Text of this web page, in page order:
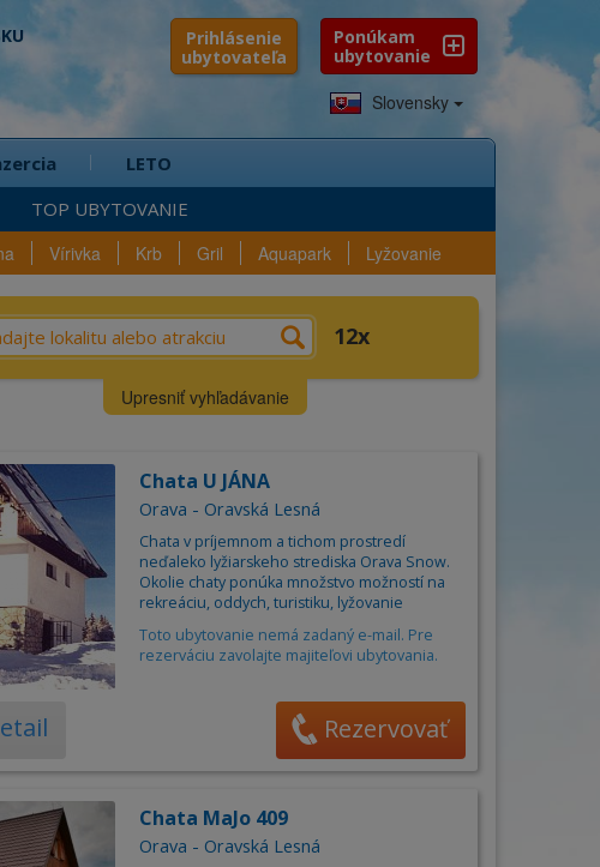
Ponúkam
ubytovanie
Prihlásenie
ubytovateľa
Slovensky
TOP UBYTOVANIE
LETO
Vírivka Krb Gril Aquapark Lyžovanie
/ Kde? Výber Vybavenosť
12
Chata
Drevenica
Apartmán
Ubytovňa
Hotel
Kemp
Lokalita
Okres
Obec
Cena za osobu/noc od6do85€
Počet osôb – +
našlo sa12ubytovaní
Upresniť vyhľadávanie
Chata U JÁNA
Orava - Oravská Lesná
Chata v príjemnom a tichom prostredí
neďaleko lyžiarskeho strediska Orava Snow.
Okolie chaty ponúka množstvo možností na
rekreáciu, oddych, turistiku, lyžovanie
Toto ubytovanie nemá zadaný e-mail. Pre
rezerváciu zavolajte majiteľovi ubytovania.
Rezervovať
Chata MaJo 409
Orava - Oravská Lesná